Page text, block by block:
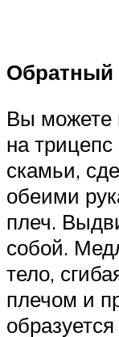
Обратный
Вы можете
на трицепс
скамьи,
обеими
плеч.
собой.
тело,
плечом и